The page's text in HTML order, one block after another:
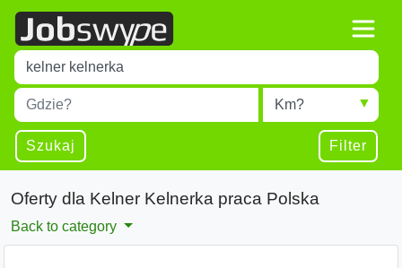
Title
Type 1 or more characters for results.
Miejscowość
Type 1 or more characters for results.
Radius
Szukaj Filter
Oferty dla Kelner Kelnerka praca Polska
Back to category